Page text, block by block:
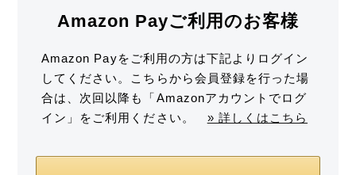
Amazon Payご利用のお客様
Amazon Payをご利用の方は下記よりログイン
してください。こちらから会員登録を行った場
合は、次回以降も「Amazonアカウントでログ
イン」をご利用ください。 » 詳しくはこちら